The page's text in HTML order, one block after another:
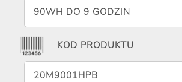
90WH DO 9 GODZIN
KOD PRODUKTU
20M9001HPB